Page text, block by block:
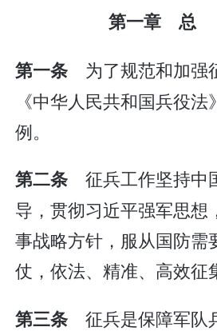
第一章
第一条 为了规范和加强
《中华人民共和国兵役
例。
第二条 征兵工作坚持中
导，贯彻习近平强军思想
事战略方针，服从国防需
仗，依法、精准、高效征
第三条 征兵是保障军队